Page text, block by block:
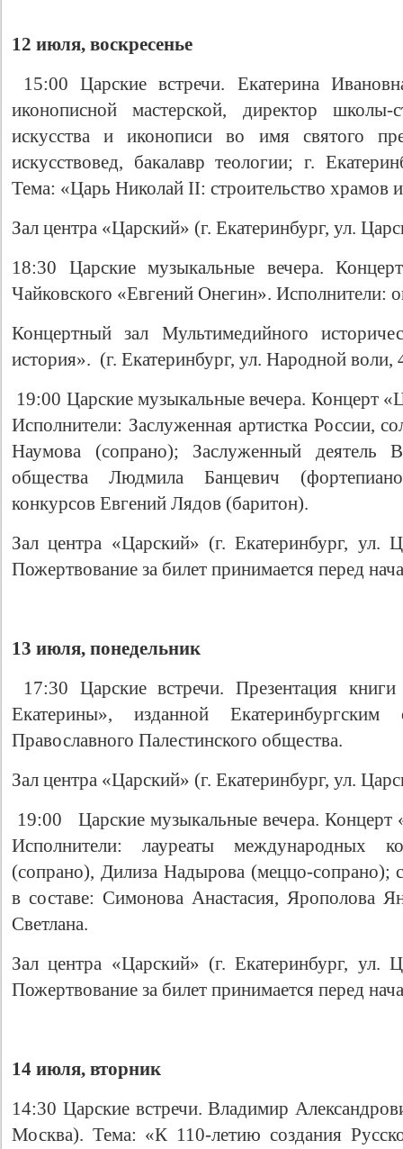
12 июля, воскресенье
15:00 Царские встречи. Екатерина
иконописной мастерской, директор школы-
искусства и иконописи во имя святого
искусствовед, бакалавр теологии; г.
Тема: «Царь Николай II: строительство храмов
Зал центра «Царский» (г. Екатеринбург, ул.
18:30 Царские музыкальные вечера.
Чайковского «Евгений Онегин». Исполнители:
Концертный зал Мультимедийного
история». (г. Екатеринбург, ул. Народной
19:00 Царские музыкальные вечера. Концерт
Исполнители: Заслуженная артистка России,
Наумова (сопрано); Заслуженный деятель
общества Людмила Банцевич
конкурсов Евгений Лядов (баритон).
Зал центра «Царский» (г. Екатеринбург, ул.
Пожертвование за билет принимается перед
13 июля, понедельник
17:30 Царские встречи. Презентация
Екатерины», изданной Екатеринбургским
Православного Палестинского общества.
Зал центра «Царский» (г. Екатеринбург, ул.
19:00 Царские музыкальные вечера. Концерт
Исполнители: лауреаты международных
(сопрано), Дилиза Надырова (меццо-сопрано);
в составе: Симонова Анастасия, Ярополова
Светлана.
Зал центра «Царский» (г. Екатеринбург, ул.
Пожертвование за билет принимается перед
14 июля, вторник
14:30 Царские встречи. Владимир
Москва). Тема: «К 110-летию создания